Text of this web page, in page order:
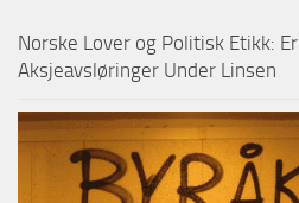
Norske Lover og Politisk Etikk:
Aksjeavsløringer Under Linsen